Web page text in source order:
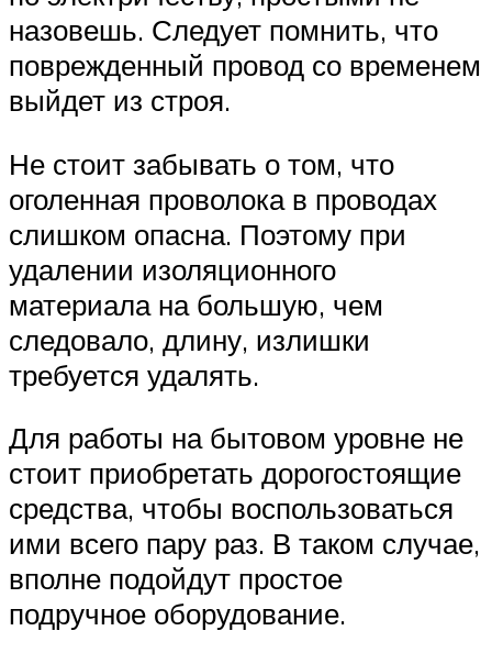
назовешь. Следует помнить, что
поврежденный провод со временем
выйдет из строя.
Не стоит забывать о том, что
оголенная проволока в проводах
слишком опасна. Поэтому при
удалении изоляционного
материала на большую, чем
следовало, длину, излишки
требуется удалять.
Для работы на бытовом уровне не
стоит приобретать дорогостоящие
средства, чтобы воспользоваться
ими всего пару раз. В таком случае,
вполне подойдут простое
подручное оборудование.